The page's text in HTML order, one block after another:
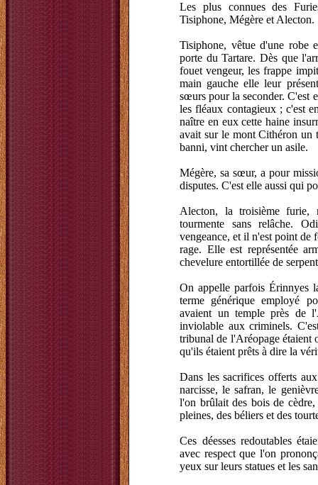
Les plus connues des
Tisiphone, Mégère et Alecton.
Tisiphone, vêtue d'une robe
porte du Tartare. Dès que
fouet vengeur, les frappe
main gauche elle leur
sœurs pour la seconder. C'est
les fléaux contagieux ; c'est
naître en eux cette haine
avait sur le mont Cithéron un
banni, vint chercher un asile.
Mégère, sa sœur, a pour
disputes. C'est elle aussi qui
Alecton, la troisième furie,
tourmente sans relâche.
vengeance, et il n'est point de
rage. Elle est représentée
chevelure entortillée de
On appelle parfois Érinnyes
terme générique employé
avaient un temple près de
inviolable aux criminels.
tribunal de l'Aréopage étaient
qu'ils étaient prêts à dire la
Dans les sacrifices offerts
narcisse, le safran, le
l'on brûlait des bois de
pleines, des béliers et des
Ces déesses redoutables
avec respect que l'on
yeux sur leurs statues et les